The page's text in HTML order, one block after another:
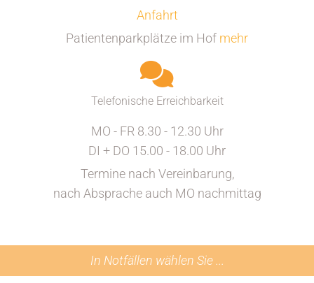
Anfahrt
Patientenparkplätze im Hof mehr
Telefonische Erreichbarkeit
MO - FR 8.30 - 12.30 Uhr
DI + DO 15.00 - 18.00 Uhr
Termine nach Vereinbarung,
nach Absprache auch MO nachmittag
In Notfällen wählen Sie ...